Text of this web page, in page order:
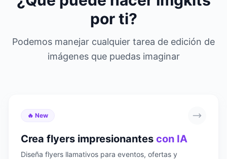
por ti?
Podemos manejar cualquier tarea de edición de
imágenes que puedas imaginar
🔥 New
Crea flyers impresionantes con IA
Diseña flyers llamativos para eventos, ofertas y